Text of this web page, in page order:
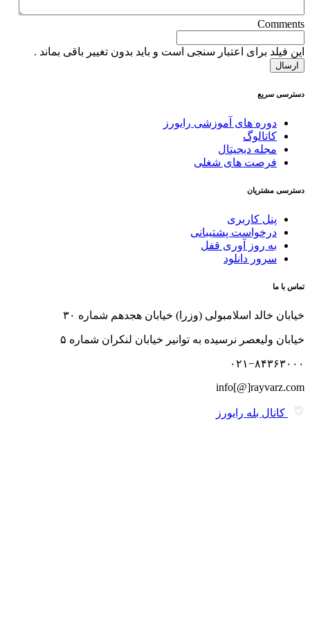
Comments
این فیلد برای اعتبار سنجی است و باید بدون تغییر باقی بماند .
دسترسی سریع
دوره های آموزشی رایورز
کاتالوگ
مجله دیجیتال
فرصت های شغلی
دسترسی مشتریان
پنل کاربری
درخواست پشتیبانی
به روز آوری قفل
سرور دانلود
تماس با ما
خیابان خالد اسلامبولی (وزرا) خیابان هجدهم شماره ۳۰
خیابان ولیعصر نرسیده به توانیر خیابان لنکران شماره ۵
۰۲۱−۸۴۳۶۳۰۰۰
info[@]rayvarz.com
کانال بله رایورز